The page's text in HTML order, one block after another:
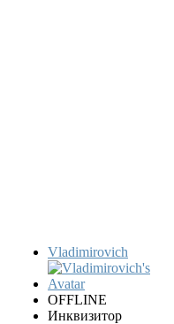
Vladimirovich
OFFLINE
Инквизитор